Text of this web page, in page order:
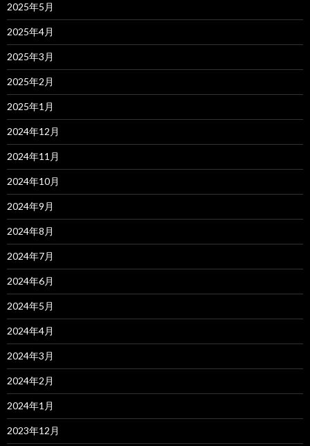
2025年5月
2025年4月
2025年3月
2025年2月
2025年1月
2024年12月
2024年11月
2024年10月
2024年9月
2024年8月
2024年7月
2024年6月
2024年5月
2024年4月
2024年3月
2024年2月
2024年1月
2023年12月